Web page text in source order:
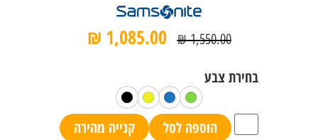
₪1,550.00
₪ 1,085.00
הוספה לסל קנייה מהירה